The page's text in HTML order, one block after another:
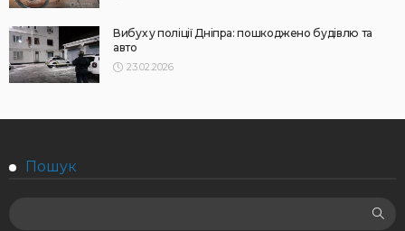
Вибух у поліції Дніпра: пошкоджено будівлю та
авто
23.02.2026
Пошук